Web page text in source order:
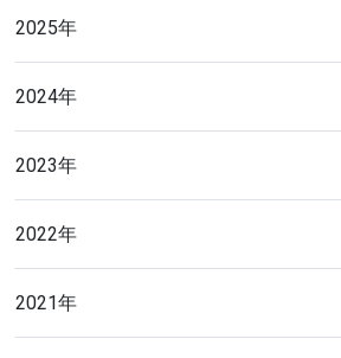
2025年
2024年
2023年
2022年
2021年